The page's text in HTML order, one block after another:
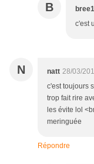
B
c'est
N natt 28/03/
c'est toujours
trop fait rire
les évite lol
meringuée
Répondre